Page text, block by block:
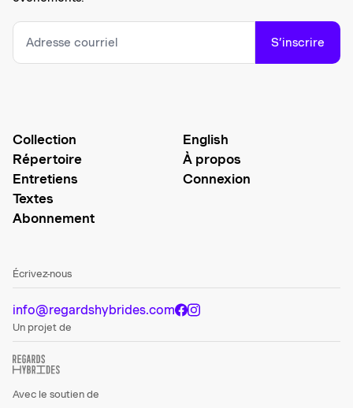
S’inscrire
Collection
Répertoire
Entretiens
Textes
Abonnement
English
À propos
Connexion
Écrivez-nous
info@regardshybrides.com
Un projet de
Avec le soutien de